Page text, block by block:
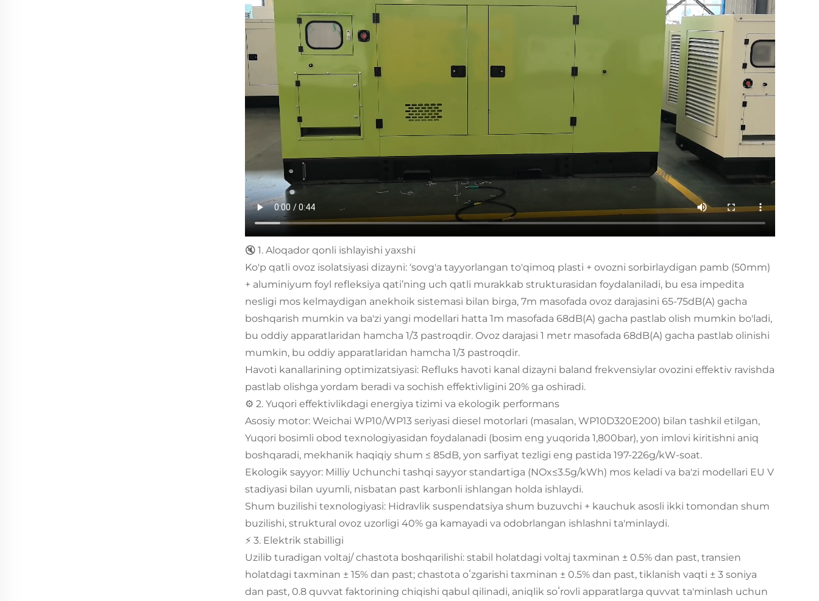
🔇 1. Aloqador qonli ishlayishi yaxshi
Ko'p qatli ovoz isolatsiyasi dizayni: ‘sovg'a tayyorlangan to'qimoq plasti + ovozni sorbirlaydigan pamb (50mm)
+ aluminiyum foyl refleksiya qati’ning uch qatli murakkab strukturasidan foydalaniladi, bu esa impedita
nesligi mos kelmaydigan anekhoik sistemasi bilan birga, 7m masofada ovoz darajasini 65-75dB(A) gacha
boshqarish mumkin va ba'zi yangi modellari hatta 1m masofada 68dB(A) gacha pastlab olish mumkin bo'ladi,
bu oddiy apparatlaridan hamcha 1/3 pastroqdir. Ovoz darajasi 1 metr masofada 68dB(A) gacha pastlab olinishi
mumkin, bu oddiy apparatlaridan hamcha 1/3 pastroqdir.
Havoti kanallarining optimizatsiyasi: Refluks havoti kanal dizayni baland frekvensiylar ovozini effektiv ravishda
pastlab olishga yordam beradi va sochish effektivligini 20% ga oshiradi.
⚙️ 2. Yuqori effektivlikdagi energiya tizimi va ekologik performans
Asosiy motor: Weichai WP10/WP13 seriyasi diesel motorlari (masalan, WP10D320E200) bilan tashkil etilgan,
Yuqori bosimli obod texnologiyasidan foydalanadi (bosim eng yuqorida 1,800bar), yon imlovi kiritishni aniq
boshqaradi, mekhanik haqiqiy shum ≤ 85dB, yon sarfiyat tezligi eng pastida 197-226g/kW-soat.
Ekologik sayyor: Milliy Uchunchi tashqi sayyor standartiga (NOx≤3.5g/kWh) mos keladi va ba'zi modellari EU V
stadiyasi bilan uyumli, nisbatan past karbonli ishlangan holda ishlaydi.
Shum buzilishi texnologiyasi: Hidravlik suspendatsiya shum buzuvchi + kauchuk asosli ikki tomondan shum
buzilishi, struktural ovoz uzorligi 40% ga kamayadi va odobrlangan ishlashni ta'minlaydi.
⚡ 3. Elektrik stabilligi
Uzilib turadigan voltaj/ chastota boshqarilishi: stabil holatdagi voltaj taxminan ± 0.5% dan past, transien
holatdagi taxminan ± 15% dan past; chastota oʻzgarishi taxminan ± 0.5% dan past, tiklanish vaqti ± 3 soniya
dan past, 0.8 quvvat faktorining chiqishi qabul qilinadi, aniqlik soʻrovli apparatlarga quvvat ta'minlash uchun